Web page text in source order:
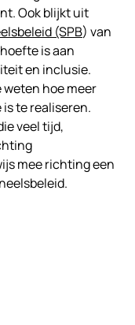
Ook blijkt uit
(SPB) van
is aan
en inclusie.
weten hoe meer
te realiseren.
veel tijd,
mee richting een